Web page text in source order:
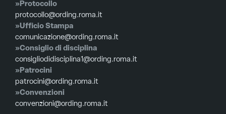
»Protocollo
protocollo@ording.roma.it
»Ufficio Stampa
comunicazione@ording.roma.it
»Consiglio di disciplina
consigliodidisciplina1@ording.roma.it
»Patrocini
patrocini@ording.roma.it
»Convenzioni
convenzioni@ording.roma.it